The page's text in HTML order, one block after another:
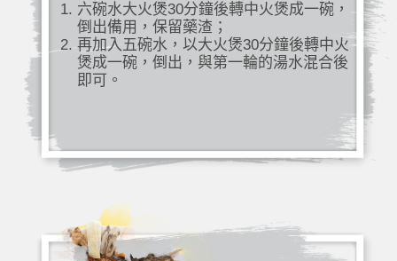
六碗水大火煲30分鐘後轉中火煲成一碗，
倒出備用，保留藥渣；
再加入五碗水，以大火煲30分鐘後轉中火
煲成一碗，倒出，與第一輪的湯水混合後
即可。